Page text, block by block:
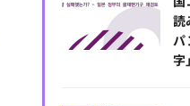
読
パ
字